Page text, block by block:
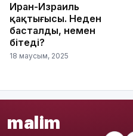
Иран-Израиль
қақтығысы. Неден
басталды, немен
бітеді?
18 маусым, 2025
malim